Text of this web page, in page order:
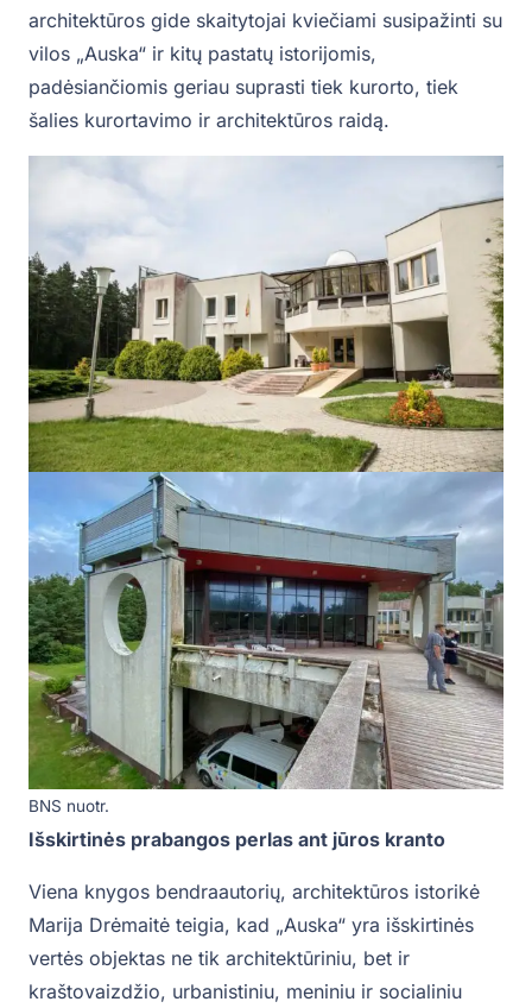
architektūros gide skaitytojai kviečiami susipažinti su
vilos „Auska“ ir kitų pastatų istorijomis,
padėsiančiomis geriau suprasti tiek kurorto, tiek
šalies kurortavimo ir architektūros raidą.
BNS nuotr.
Išskirtinės prabangos perlas ant jūros kranto
Viena knygos bendraautorių, architektūros istorikė
Marija Drėmaitė teigia, kad „Auska“ yra išskirtinės
vertės objektas ne tik architektūriniu, bet ir
kraštovaizdžio, urbanistiniu, meniniu ir socialiniu